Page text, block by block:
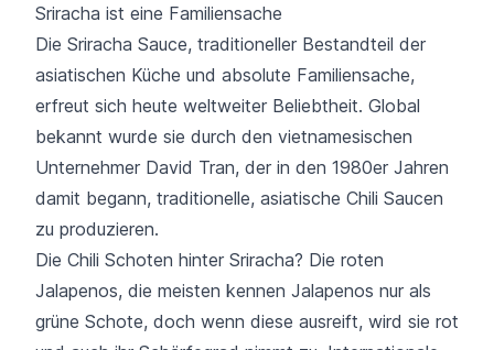
Sriracha ist eine Familiensache
Die Sriracha Sauce, traditioneller Bestandteil der
asiatischen Küche und absolute Familiensache,
erfreut sich heute weltweiter Beliebtheit. Global
bekannt wurde sie durch den vietnamesischen
Unternehmer David Tran, der in den 1980er Jahren
damit begann, traditionelle, asiatische Chili Saucen
zu produzieren.
Die Chili Schoten hinter Sriracha? Die roten
Jalapenos, die meisten kennen Jalapenos nur als
grüne Schote, doch wenn diese ausreift, wird sie rot